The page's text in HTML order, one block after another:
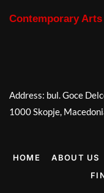
Contemporary
Address: bul. Goce
1000 Skopje,
HOME ABOUT US